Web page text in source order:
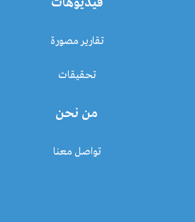
تقارير مصورة
تحقيقات
من نحن
تواصل معنا